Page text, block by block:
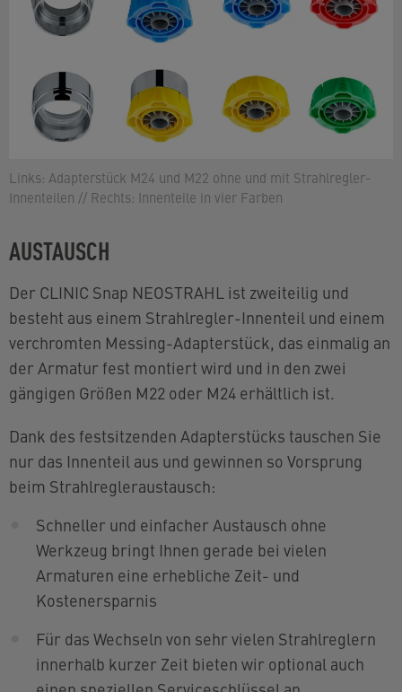
Links: Adapterstück M24 und M22 ohne und mit Strahlregler-
Innenteilen // Rechts: Innenteile in vier Farben
AUSTAUSCH
Der CLINIC Snap NEOSTRAHL ist zweiteilig und
besteht aus einem Strahlregler-Innenteil und einem
verchromten Messing-Adapterstück, das einmalig an
der Armatur fest montiert wird und in den zwei
gängigen Größen M22 oder M24 erhältlich ist.
Dank des festsitzenden Adapterstücks tauschen Sie
nur das Innenteil aus und gewinnen so Vorsprung
beim Strahlregleraustausch:
Schneller und einfacher Austausch ohne
Werkzeug bringt Ihnen gerade bei vielen
Armaturen eine erhebliche Zeit- und
Kostenersparnis
Für das Wechseln von sehr vielen Strahlreglern
innerhalb kurzer Zeit bieten wir optional auch